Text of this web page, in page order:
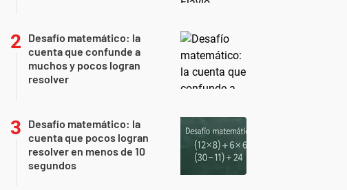
Desafío matemático: la
cuenta que confunde a
muchos y pocos logran
resolver
Desafío matemático: la
cuenta que pocos logran
resolver en menos de 10
segundos